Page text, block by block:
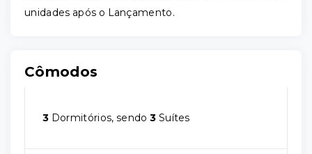
unidades após o Lançamento.
Cômodos
3 Dormitórios, sendo3 Suítes